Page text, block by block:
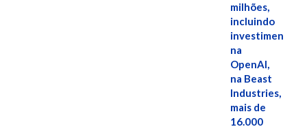
milhões,
incluindo
investimentos
na
OpenAI,
na Beast
Industries,
mais de
16.000